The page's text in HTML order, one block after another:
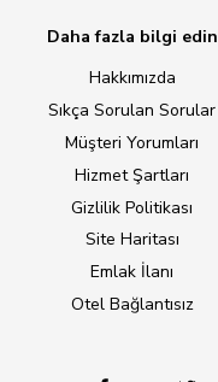
Daha fazla bilgi edin
Hakkımızda
Sıkça Sorulan Sorular
Müşteri Yorumları
Hizmet Şartları
Gizlilik Politikası
Site Haritası
Emlak İlanı
Otel Bağlantısız